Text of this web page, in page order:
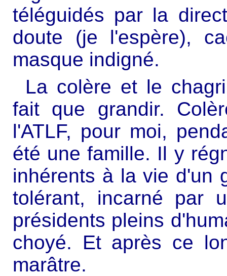
téléguidés par la
doute (je l'espère),
masque indigné.
La colère et le
fait que grandir.
l'ATLF, pour moi,
été une famille. Il y
inhérents à la vie d'un
tolérant, incarné par
présidents pleins
choyé. Et après ce
marâtre.